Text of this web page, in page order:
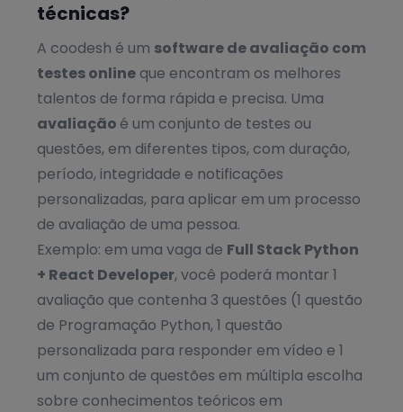
técnicas?
A coodesh é um software de avaliação com
testes online que encontram os melhores
talentos de forma rápida e precisa. Uma
avaliação é um conjunto de testes ou
questões, em diferentes tipos, com duração,
período, integridade e notificações
personalizadas, para aplicar em um processo
de avaliação de uma pessoa.
Exemplo: em uma vaga de Full Stack Python
+ React Developer, você poderá montar 1
avaliação que contenha 3 questões (1 questão
de Programação Python, 1 questão
personalizada para responder em vídeo e 1
um conjunto de questões em múltipla escolha
sobre conhecimentos teóricos em